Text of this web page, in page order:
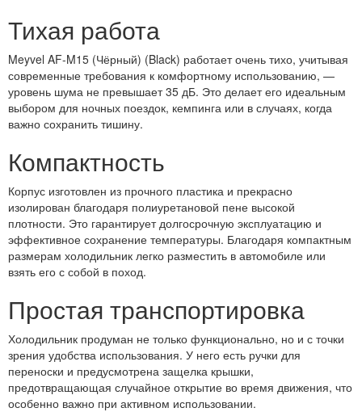
Тихая работа
Meyvel AF-M15 (Чёрный) (Black) работает очень тихо, учитывая
современные требования к комфортному использованию, —
уровень шума не превышает 35 дБ. Это делает его идеальным
выбором для ночных поездок, кемпинга или в случаях, когда
важно сохранить тишину.
Компактность
Корпус изготовлен из прочного пластика и прекрасно
изолирован благодаря полиуретановой пене высокой
плотности. Это гарантирует долгосрочную эксплуатацию и
эффективное сохранение температуры. Благодаря компактным
размерам холодильник легко разместить в автомобиле или
взять его с собой в поход.
Простая транспортировка
Холодильник продуман не только функционально, но и с точки
зрения удобства использования. У него есть ручки для
переноски и предусмотрена защелка крышки,
предотвращающая случайное открытие во время движения, что
особенно важно при активном использовании.